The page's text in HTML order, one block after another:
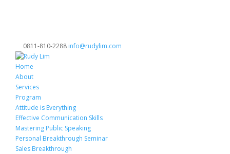
0811-810-2288 info@rudylim.com
Home
About
Services
Program
Attitude is Everything
Effective Communication Skills
Mastering Public Speaking
Personal Breakthrough Seminar
Sales Breakthrough